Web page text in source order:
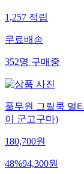
1,257 적립
무료배송
352명 구매중
풀무원 그릴쿡 멀
이 군고구마)
180,700원
48%94,300원